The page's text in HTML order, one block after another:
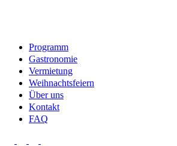
Programm
Gastronomie
Vermietung
Weihnachtsfeiern
Über uns
Kontakt
FAQ